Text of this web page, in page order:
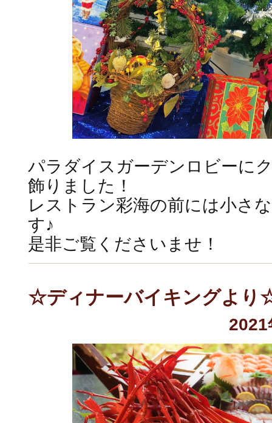
パラダイスガーデンロビーに
飾りました！
レストラン彩海の前には小さ
す♪
是非ご覧くださいませ！
☆ディナーバイキングより
2021